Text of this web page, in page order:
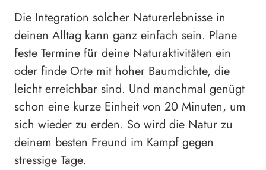
Die Integration solcher Naturerlebnisse in
deinen Alltag kann ganz einfach sein. Plane
feste Termine für deine Naturaktivitäten ein
oder finde Orte mit hoher Baumdichte, die
leicht erreichbar sind. Und manchmal genügt
schon eine kurze Einheit von 20 Minuten, um
sich wieder zu erden. So wird die Natur zu
deinem besten Freund im Kampf gegen
stressige Tage.